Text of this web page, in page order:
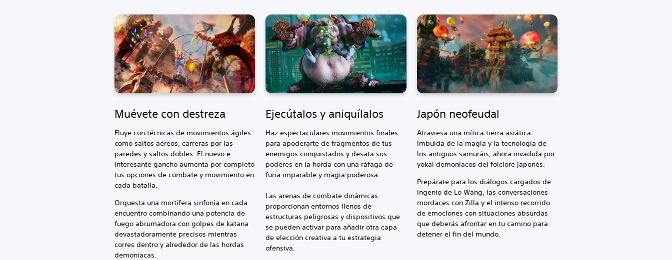
Muévete con destreza
Fluye con técnicas de movimientos ágiles
como saltos aéreos, carreras por las
paredes y saltos dobles. El nuevo e
interesante gancho aumenta por completo
tus opciones de combate y movimiento en
cada batalla.
Orquesta una mortífera sinfonía en cada
encuentro combinando una potencia de
fuego abrumadora con golpes de katana
devastadoramente precisos mientras
corres dentro y alrededor de las hordas
demoníacas.
Ejecútalos y aniquílalos
Haz espectaculares movimientos finales
para apoderarte de fragmentos de tus
enemigos conquistados y desata sus
poderes en la horda con una ráfaga de
furia imparable y magia poderosa.
Las arenas de combate dinámicas
proporcionan entornos llenos de
estructuras peligrosas y dispositivos que
se pueden activar para añadir otra capa
de elección creativa a tu estrategia
ofensiva.
Japón neofeudal
Atraviesa una mítica tierra asiática
imbuida de la magia y la tecnología de
los antiguos samuráis, ahora invadida por
yokai demoníacos del folclore japonés.
Prepárate para los diálogos cargados de
ingenio de Lo Wang, las conversaciones
mordaces con Zilla y el intenso recorrido
de emociones con situaciones absurdas
que deberás afrontar en tu camino para
detener el fin del mundo.